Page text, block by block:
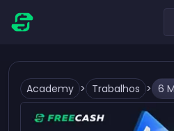
Academy > Trabalhos >